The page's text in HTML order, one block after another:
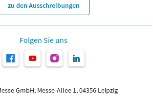
zu den Ausschreibungen
Folgen Sie uns
GmbH, Messe-Allee 1, 04356 Leipzig